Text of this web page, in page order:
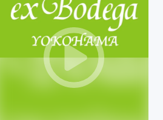
テクノロジー・ガジェット
映像・映画